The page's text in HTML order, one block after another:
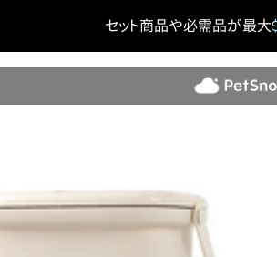
セット商品や必需品が最大
用真空保存容器